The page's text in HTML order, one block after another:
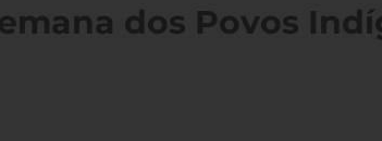
dos Povos